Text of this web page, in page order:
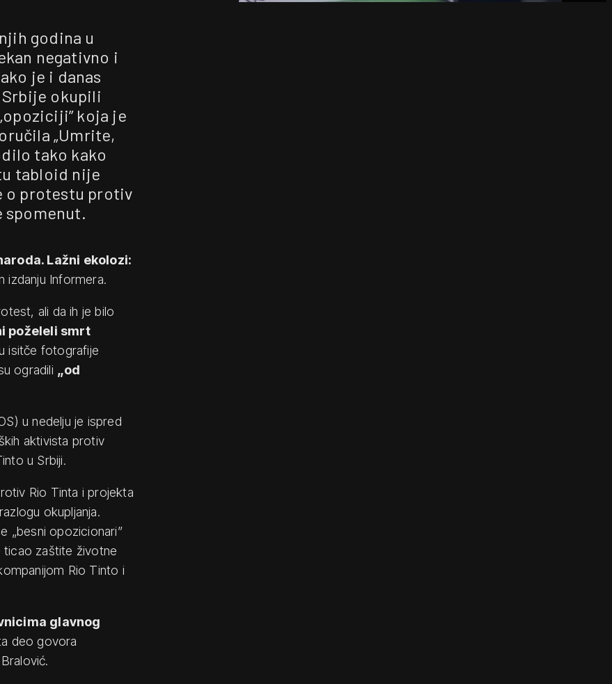
godina u
negativno i
je i danas
okupili
koja je
„Umrite,
tako kako
tabloid nije
o protestu protiv
spomenut.
Lažni ekolozi:
izdanju Informera.
ali da ih je bilo
poželeli smrt
isitče fotografije
ogradili „od
u nedelju je ispred
aktivista protiv
u Srbiji.
Rio Tinta i projekta
okupljanja.
„besni opozicionari”
ticao zaštite životne
Rio Tinto i
glavnog
deo govora